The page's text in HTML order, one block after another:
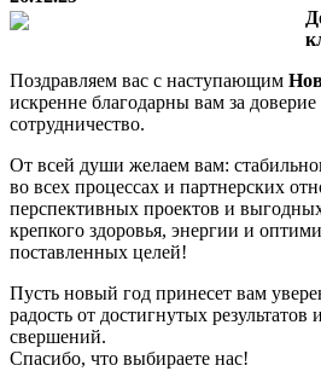
Поздравляем вас с наступающим
искренне благодарны вам за
сотрудничество.
От всей души желаем вам:
во всех процессах и партнерских
перспективных проектов и
крепкого здоровья, энергии и
поставленных целей!
Пусть новый год принесет вам
радость от достигнутых
свершений.
Спасибо, что выбираете нас!